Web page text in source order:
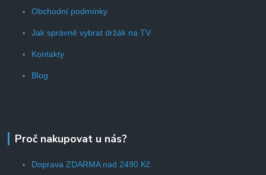
Obchodní podmínky
Jak správně vybrat držák na TV
Kontakty
Blog
Proč nakupovat u nás?
Doprava ZDARMA nad 2490 Kč